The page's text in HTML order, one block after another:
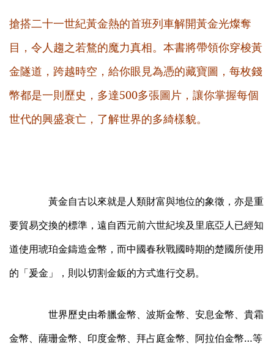
搶搭二十一世紀黃金熱的首班列車解開黃金光燦奪
目，令人趨之若鶩的魔力真相。本書將帶領你穿梭黃
金隧道，跨越時空，給你眼見為憑的藏寶圖，每枚錢
幣都是一則歷史，多達500多張圖片，讓你掌握每個
世代的興盛衰亡，了解世界的多綺樣貌。
黃金自古以來就是人類財富與地位的象徵，亦是重
要貿易交換的標準，遠自西元前六世紀埃及里底亞人已經知
道使用琥珀金鑄造金幣，而中國春秋戰國時期的楚國所使用
的「爰金」，則以切割金鈑的方式進行交易。
世界歷史由希臘金幣、波斯金幣、安息金幣、貴霜
金幣、薩珊金幣、印度金幣、拜占庭金幣、阿拉伯金幣…等